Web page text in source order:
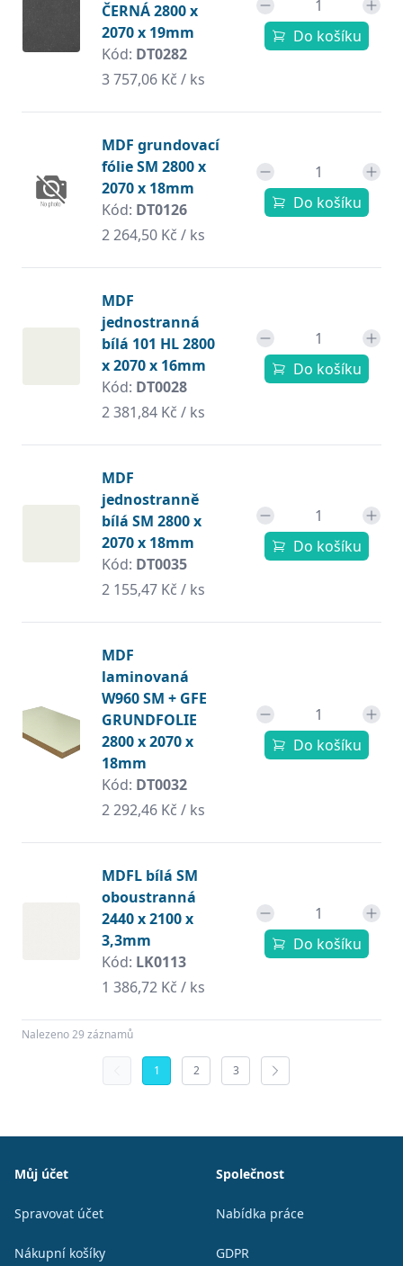
ČERNÁ 2800 x
2070 x 19mm
Kód: DT0282
3 757,06 Kč / ks
Do košíku
MDF grundovací
fólie SM 2800 x
2070 x 18mm
Kód: DT0126
2 264,50 Kč / ks
Do košíku
MDF
jednostranná
bílá 101 HL 2800
x 2070 x 16mm
Kód: DT0028
2 381,84 Kč / ks
Do košíku
MDF
jednostranně
bílá SM 2800 x
2070 x 18mm
Kód: DT0035
2 155,47 Kč / ks
Do košíku
MDF
laminovaná
W960 SM + GFE
GRUNDFOLIE
2800 x 2070 x
18mm
Kód: DT0032
2 292,46 Kč / ks
Do košíku
MDFL bílá SM
oboustranná
2440 x 2100 x
3,3mm
Kód: LK0113
1 386,72 Kč / ks
Do košíku
Nalezeno 29 záznamů
1 2 3
Můj účet
Spravovat účet
Nákupní košíky
Společnost
Nabídka práce
GDPR